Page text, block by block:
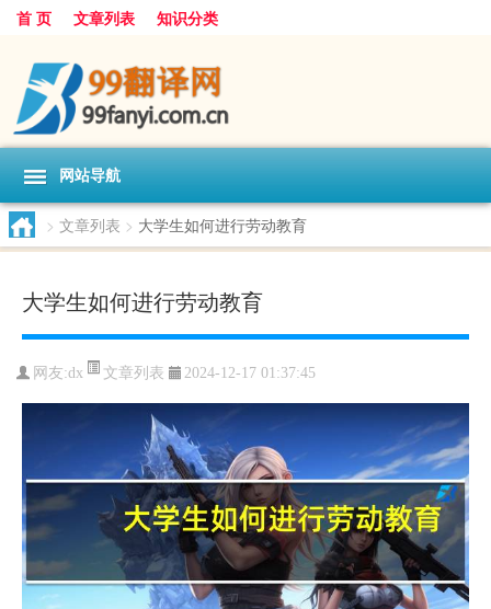
首 页 文章列表 知识分类
网站导航
> 文章列表 > 大学生如何进行劳动教育
大学生如何进行劳动教育
网友:dx 文章列表 2024-12-17 01:37:45